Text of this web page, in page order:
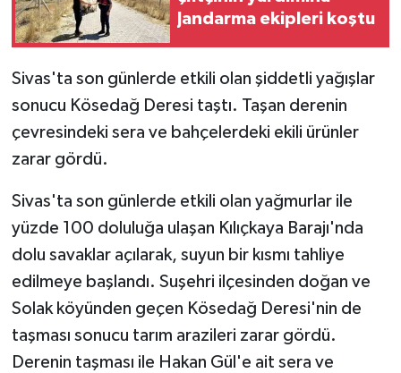
Jandarma ekipleri koştu
Sivas'ta son günlerde etkili olan şiddetli yağışlar
sonucu Kösedağ Deresi taştı. Taşan derenin
çevresindeki sera ve bahçelerdeki ekili ürünler
zarar gördü.
Sivas'ta son günlerde etkili olan yağmurlar ile
yüzde 100 doluluğa ulaşan Kılıçkaya Barajı'nda
dolu savaklar açılarak, suyun bir kısmı tahliye
edilmeye başlandı. Suşehri ilçesinden doğan ve
Solak köyünden geçen Kösedağ Deresi'nin de
taşması sonucu tarım arazileri zarar gördü.
Derenin taşması ile Hakan Gül'e ait sera ve